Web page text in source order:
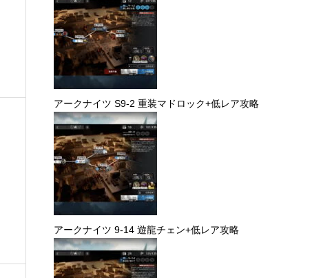
アークナイツ S9-2 重装マドロック+低レア攻略
アークナイツ 9-14 遊龍チェン+低レア攻略